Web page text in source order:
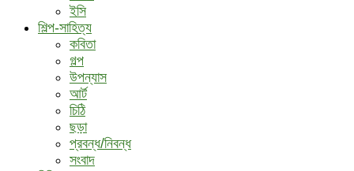
ইসি
শিল্প-সাহিত্য
কবিতা
গল্প
উপন্যাস
আর্ট
চিঠি
ছড়া
প্রবন্ধ/নিবন্ধ
সংবাদ